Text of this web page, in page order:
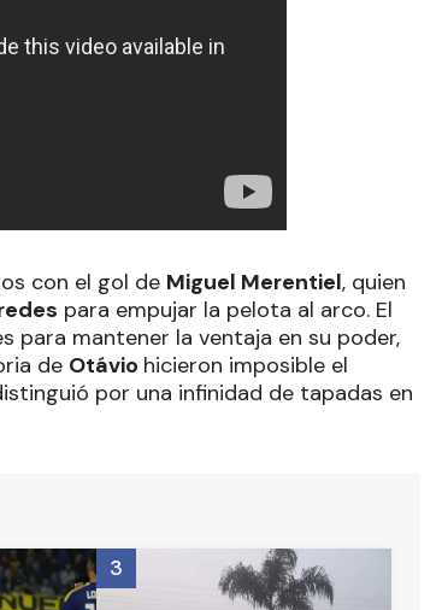
con el gol de Miguel Merentiel, quien
para empujar la pelota al arco. El
para mantener la ventaja en su poder,
de Otávio hicieron imposible el
por una infinidad de tapadas en
3